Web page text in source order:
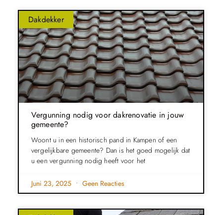
Dakdekker
Vergunning nodig voor dakrenovatie in jouw
gemeente?
Woont u in een historisch pand in Kampen of een
vergelijkbare gemeente? Dan is het goed mogelijk dat
u een vergunning nodig heeft voor het
Juni 23, 2025 Geen Reacties